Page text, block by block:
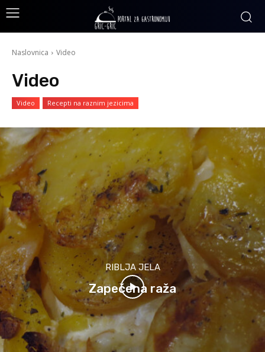
Naslovnica Video
Video
Video Recepti na raznim jezicima
RIBLJA JELA
Zapečena raža